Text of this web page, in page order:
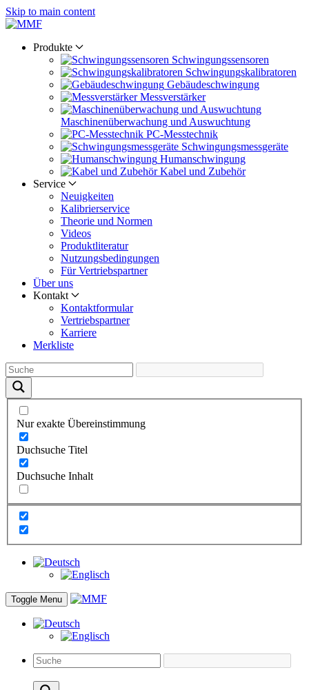
Skip to main content
Produkte
Schwingungs­sensoren
Schwingungs­kalibratoren
Gebäude­schwingung
Messverstärker
Maschinen­überwachung und Auswuchtung
PC-Messtechnik
Schwingungs­messgeräte
Human­schwingung
Kabel und Zubehör
Service
Neuigkeiten
Kalibrier­service
Theorie und Normen
Videos
Produkt­literatur
Nutzungs­bedingungen
Für Vertriebs­partner
Über uns
Kontakt
Kontaktformular
Vertriebs­partner
Karriere
Merkliste
Nur exakte Übereinstimmung
Duchsuche Titel
Duchsuche Inhalt
Toggle Menu